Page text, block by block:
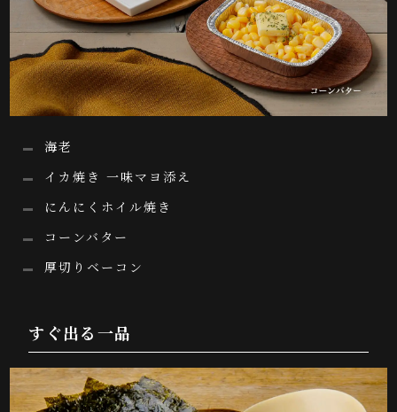
海老
イカ焼き 一味マヨ添え
にんにくホイル焼き
コーンバター
厚切りベーコン
すぐ出る一品